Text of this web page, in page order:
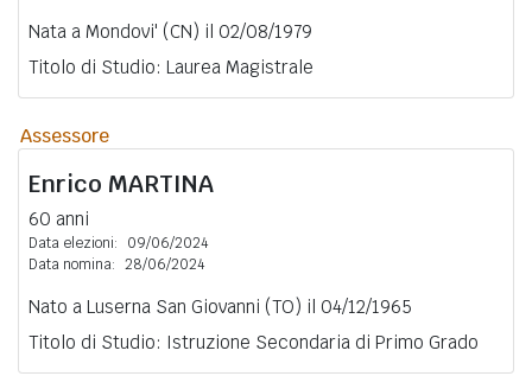
Nata a Mondovi' (CN) il 02/08/1979
Titolo di Studio: Laurea Magistrale
Assessore
Enrico MARTINA
60 anni
Data elezioni:
09/06/2024
Data nomina: 28/06/2024
Nato a Luserna San Giovanni (TO) il 04/12/1965
Titolo di Studio: Istruzione Secondaria di Primo Grado